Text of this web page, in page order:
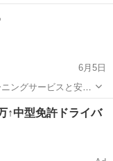
います。エアコンク
。 エアコン洗浄クリ
6月5日
フが、お客様の要望
ニング 網戸
↑中型免許ドライバ